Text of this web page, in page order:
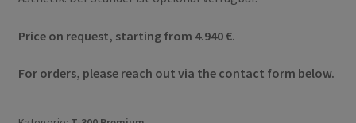
Price on request, starting from 4.940 €.
For orders, please reach out via the contact form below.